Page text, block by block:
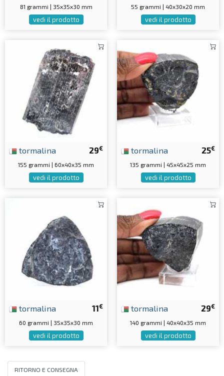
81 grammi | 35x35x30 mm
vedi il prodotto
55 grammi | 40x30x20 mm
vedi il prodotto
29€
tormalina
155 grammi | 60x40x35 mm
vedi il prodotto
25€
tormalina
135 grammi | 45x45x25 mm
vedi il prodotto
11€
tormalina
60 grammi | 35x35x30 mm
vedi il prodotto
29€
tormalina
140 grammi | 40x40x35 mm
vedi il prodotto
RITORNO E CONSEGNA